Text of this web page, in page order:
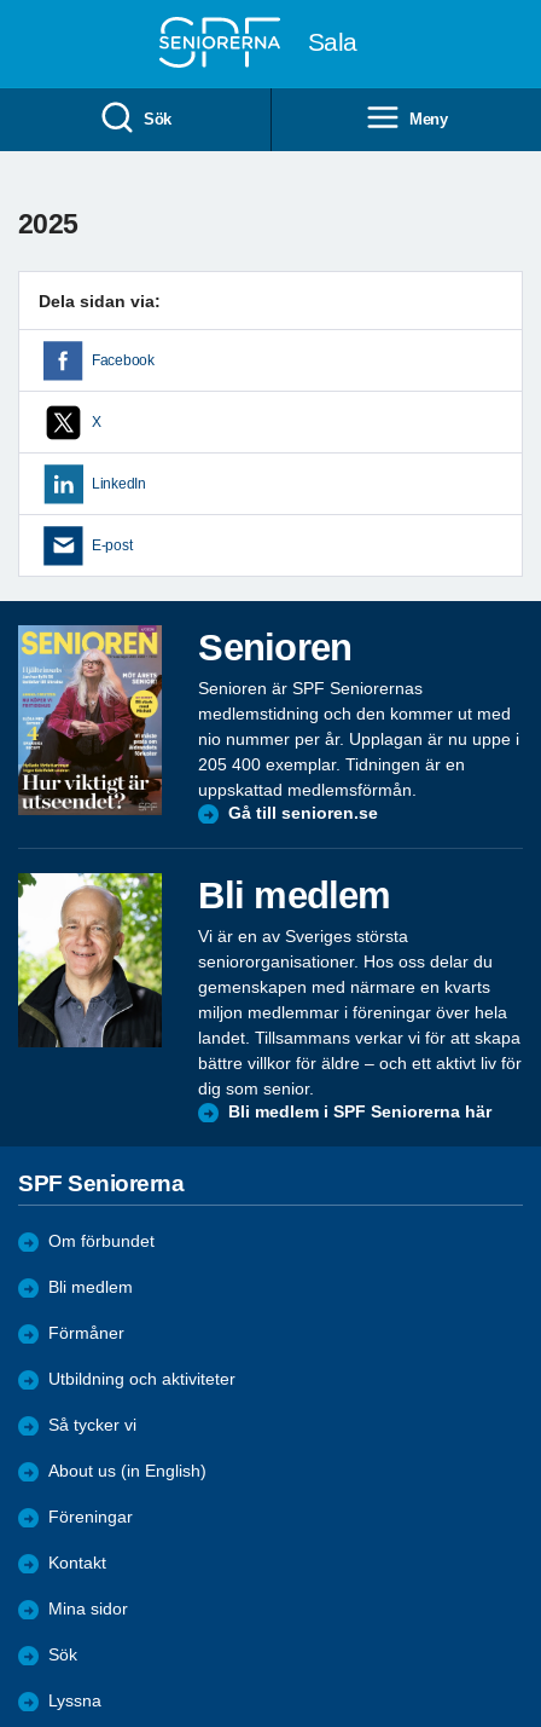
Sala
Sök Meny
2025
Dela sidan via:
Facebook
X
LinkedIn
E-post
Senioren
Senioren är SPF Seniorernas
medlemstidning och den kommer ut med
nio nummer per år. Upplagan är nu uppe i
205 400 exemplar. Tidningen är en
uppskattad medlemsförmån.
Gå till senioren.se
Bli medlem
Vi är en av Sveriges största
seniororganisationer. Hos oss delar du
gemenskapen med närmare en kvarts
miljon medlemmar i föreningar över hela
landet. Tillsammans verkar vi för att skapa
bättre villkor för äldre – och ett aktivt liv för
dig som senior.
Bli medlem i SPF Seniorerna här
SPF Seniorerna
Om förbundet
Bli medlem
Förmåner
Utbildning och aktiviteter
Så tycker vi
About us (in English)
Föreningar
Kontakt
Mina sidor
Sök
Lyssna